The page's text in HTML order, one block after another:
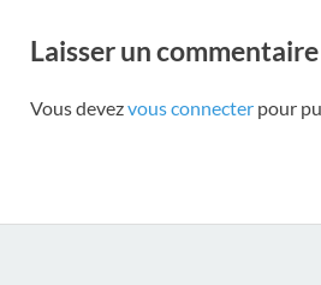
Laisser un commentaire
Vous devezvous connecter pour